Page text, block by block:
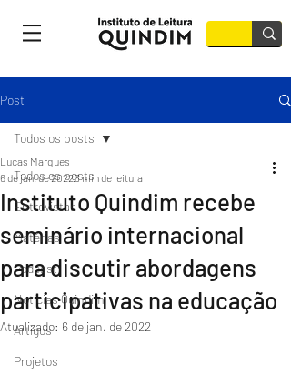
Post
Todos os posts
Entrevistas
Matérias
Podcast
Notícias Quindim
Artigos
Projetos
Todos os posts
Instituto Quindim recebe
seminário internacional
para discutir abordagens
participativas na educação
Lucas Marques
6 de jan. de 20223 min de leitura
Atualizado: 6 de jan. de 2022